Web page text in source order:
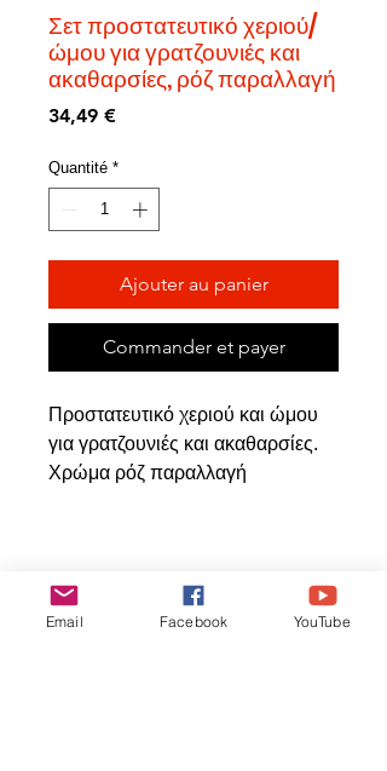
Σετ προστατευτικό χεριού/
ώμου για γρατζουνιές και
ακαθαρσίες, ρόζ παραλλαγή
34,49 €Prix
Quantité *
Ajouter au panier
Commander et payer
Προστατευτικό χεριού και ώμου
για γρατζουνιές και ακαθαρσίες.
Χρώμα ρόζ παραλλαγή
Articles
similaires
Email Facebook YouTube